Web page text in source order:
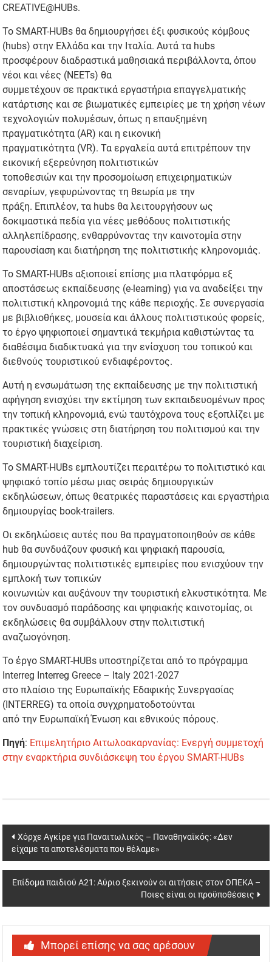
CREATIVE@HUBs.
Το SMART-HUBs θα δημιουργήσει έξι φυσικούς κόμβους
(hubs) στην Ελλάδα και την Ιταλία. Αυτά τα hubs
προσφέρουν διαδραστικά μαθησιακά περιβάλλοντα, όπου
νέοι και νέες (NEETs) θα
συμμετέχουν σε πρακτικά εργαστήρια επαγγελματικής
κατάρτισης και σε βιωματικές εμπειρίες με τη χρήση νέων
τεχνολογιών πολυμέσων, όπως η επαυξημένη
πραγματικότητα (AR) και η εικονική
πραγματικότητα (VR). Τα εργαλεία αυτά επιτρέπουν την
εικονική εξερεύνηση πολιτιστικών
τοποθεσιών και την προσομοίωση επιχειρηματικών
σεναρίων, γεφυρώνοντας τη θεωρία με την
πράξη. Επιπλέον, τα hubs θα λειτουργήσουν ως
δοκιμαστικά πεδία για νέες μεθόδους πολιτιστικής
αλληλεπίδρασης, ενθαρρύνοντας την καινοτομία στην
παρουσίαση και διατήρηση της πολιτιστικής κληρονομιάς.
Το SMART-HUBs αξιοποιεί επίσης μια πλατφόρμα εξ
αποστάσεως εκπαίδευσης (e-learning) για να αναδείξει την
πολιτιστική κληρονομιά της κάθε περιοχής. Σε συνεργασία
με βιβλιοθήκες, μουσεία και άλλους πολιτιστικούς φορείς,
το έργο ψηφιοποιεί σημαντικά τεκμήρια καθιστώντας τα
διαθέσιμα διαδικτυακά για την ενίσχυση του τοπικού και
διεθνούς τουριστικού ενδιαφέροντος.
Αυτή η ενσωμάτωση της εκπαίδευσης με την πολιτιστική
αφήγηση ενισχύει την εκτίμηση των εκπαιδευομένων προς
την τοπική κληρονομιά, ενώ ταυτόχρονα τους εξοπλίζει με
πρακτικές γνώσεις στη διατήρηση του πολιτισμού και την
τουριστική διαχείριση.
Το SMART-HUBs εμπλουτίζει περαιτέρω το πολιτιστικό και
ψηφιακό τοπίο μέσω μιας σειράς δημιουργικών
εκδηλώσεων, όπως θεατρικές παραστάσεις και εργαστήρια
δημιουργίας book-trailers.
Οι εκδηλώσεις αυτές που θα πραγματοποιηθούν σε κάθε
hub θα συνδυάζουν φυσική και ψηφιακή παρουσία,
δημιουργώντας πολιτιστικές εμπειρίες που ενισχύουν την
εμπλοκή των τοπικών
κοινωνιών και αυξάνουν την τουριστική ελκυστικότητα. Με
τον συνδυασμό παράδοσης και ψηφιακής καινοτομίας, οι
εκδηλώσεις θα συμβάλλουν στην πολιτιστική
αναζωογόνηση.
Το έργο SMART-HUBs υποστηρίζεται από το πρόγραμμα
Interreg Interreg Greece – Italy 2021-2027
στο πλαίσιο της Ευρωπαϊκής Εδαφικής Συνεργασίας
(INTERREG) τα οποία συγχρηματοδοτούνται
από την Ευρωπαϊκή Ένωση και εθνικούς πόρους.
Πηγή: Επιμελητήριο Αιτωλοακαρνανίας: Ενεργή συμμετοχή
στην εναρκτήρια συνδιάσκεψη του έργου SMART-HUBs
Post
navigation
Χόρχε Αγκίρε για Παναιτωλικός – Παναθηναϊκός: «Δεν
είχαμε τα αποτελέσματα που θέλαμε»
Επίδομα παιδιού Α21: Αύριο ξεκινούν οι αιτήσεις στον ΟΠΕΚΑ –
Ποιες είναι οι προϋποθέσεις
Μπορεί επίσης να σας αρέσουν